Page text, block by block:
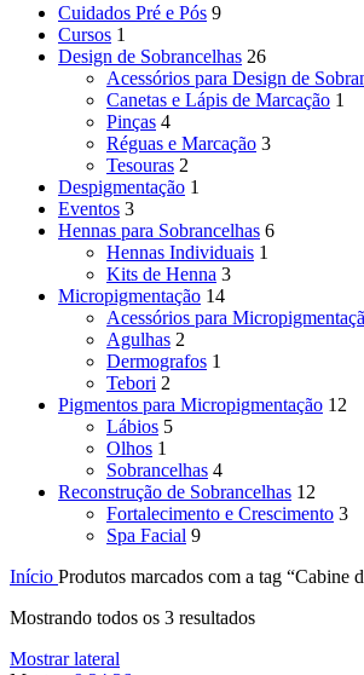
Cuidados Pré e Pós 9
Cursos 1
Design de Sobrancelhas 26
Acessórios para Design de
Canetas e Lápis de Marcação 1
Pinças 4
Réguas e Marcação 3
Tesouras 2
Despigmentação 1
Eventos 3
Hennas para Sobrancelhas 6
Hennas Individuais 1
Kits de Henna 3
Micropigmentação 14
Acessórios para
Agulhas 2
Dermografos 1
Tebori 2
Pigmentos para Micropigmentação 12
Lábios 5
Olhos 1
Sobrancelhas 4
Reconstrução de Sobrancelhas 12
Fortalecimento e Crescimento 3
Spa Facial 9
Início Produtos marcados com a tag “Cabine
Mostrando todos os 3 resultados
Mostrar lateral